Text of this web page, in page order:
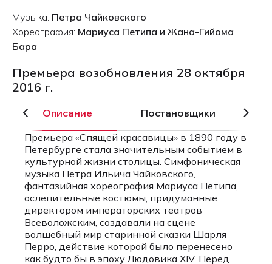
Музыка: Петра Чайковского
Хореография: Мариуса Петипа и Жана-Гийома
Бара
Премьера возобновления 28 октября
2016 г.
Описание
Постановщики
Премьера «Спящей красавицы» в 1890 году в
Петербурге стала значительным событием в
культурной жизни столицы. Симфоническая
музыка Петра Ильича Чайковского,
фантазийная хореография Мариуса Петипа,
ослепительные костюмы, придуманные
директором императорских театров
Всеволожским, создавали на сцене
волшебный мир старинной сказки Шарля
Перро, действие которой было перенесено
как будто бы в эпоху Людовика XIV. Перед